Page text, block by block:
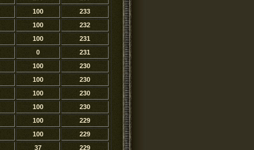
100
233
100
232
100
231
0
231
100
230
100
230
100
230
100
230
100
229
100
229
37
229